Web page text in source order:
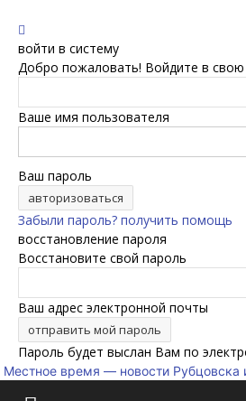
войти в систему
Добро пожаловать! Войдите в свою
Ваше имя пользователя
Ваш пароль
Забыли пароль? получить помощь
восстановление пароля
Восстановите свой пароль
Ваш адрес электронной почты
Пароль будет выслан Вам по
Местное время — новости Рубцовска